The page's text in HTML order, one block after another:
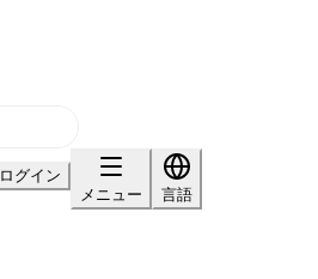
ログイン
メニュー
言語